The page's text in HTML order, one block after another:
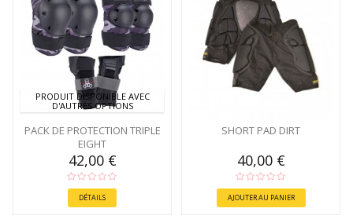
PRODUIT DISPONIBLE AVEC
D'AUTRES OPTIONS
PACK DE PROTECTION TRIPLE
EIGHT
42,00 €
DÉTAILS
SHORT PAD DIRT
40,00 €
AJOUTER AU PANIER